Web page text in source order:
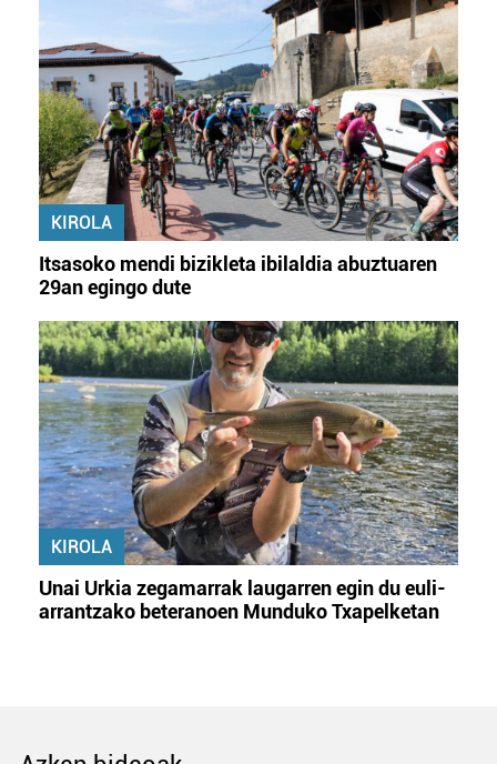
KIROLA
Itsasoko mendi bizikleta ibilaldia abuztuaren
29an egingo dute
KIROLA
Unai Urkia zegamarrak laugarren egin du euli-
arrantzako beteranoen Munduko Txapelketan